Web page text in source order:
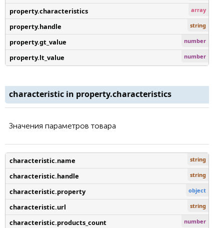
property.characteristics
array
property.handle string
property.gt_value number
property.lt_value number
characteristic in property.characteristics
Значения параметров товара
characteristic.name string
characteristic.handle string
characteristic.property object
characteristic.url string
characteristic.products_count number